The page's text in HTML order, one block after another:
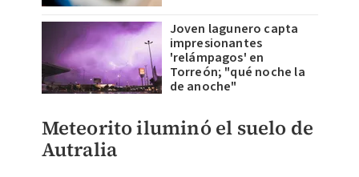
Joven lagunero capta
impresionantes
'relámpagos' en
Torreón; "qué noche la
de anoche"
Meteorito iluminó el suelo de
Autralia